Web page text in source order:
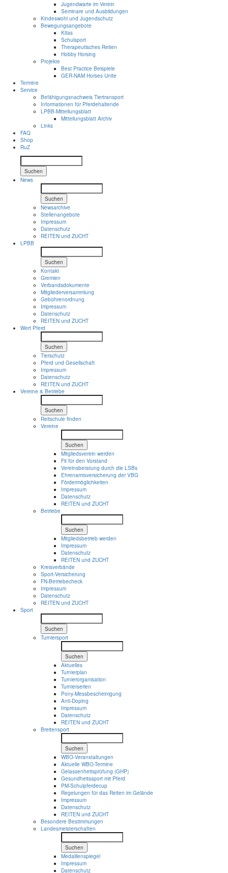
Jugendwarte im Verein
Seminare und Ausbildungen
Kindeswohl und Jugendschutz
Bewegungsangebote
Kitas
Schulsport
Therapeutisches Reiten
Hobby Horsing
Projekte
Best Practice Beispiele
GER-NAM Horses Unite
Termine
Service
Befähigungsnachweis Tiertransport
Informationen für Pferdehaltende
LPBB-Mitteilungsblatt
Mitteilungsblatt Archiv
Links
FAQ
Shop
RuZ
Suchen
News
Suchen
Newsarchive
Stellenangebote
Impressum
Datenschutz
REITEN und ZUCHT
LPBB
Suchen
Kontakt
Gremien
Verbandsdokumente
Mitgliederversammlung
Gebührenordnung
Impressum
Datenschutz
REITEN und ZUCHT
Wert Pferd
Suchen
Tierschutz
Pferd und Gesellschaft
Impressum
Datenschutz
REITEN und ZUCHT
Vereine & Betriebe
Suchen
Reitschule finden
Vereine
Suchen
Mitgliedsverein werden
Fit für den Vorstand
Vereinsberatung durch die LSBs
Ehrenamtsversicherung der VBG
Fördermöglichkeiten
Impressum
Datenschutz
REITEN und ZUCHT
Betriebe
Suchen
Mitgliedsbetrieb werden
Impressum
Datenschutz
REITEN und ZUCHT
Kreisverbände
Sport-Versicherung
FN-Betriebecheck
Impressum
Datenschutz
REITEN und ZUCHT
Sport
Suchen
Turniersport
Suchen
Aktuelles
Turnierplan
Turnierorganisation
Turnierserien
Pony-Messbescheinigung
Anti-Doping
Impressum
Datenschutz
REITEN und ZUCHT
Breitensport
Suchen
WBO-Veranstaltungen
Aktuelle WBO-Termine
Gelassenheitsprüfung (GHP)
Gesundheitssport mit Pferd
PM-Schulpferdecup
Regelungen für das Reiten im Gelände
Impressum
Datenschutz
REITEN und ZUCHT
Besondere Bestimmungen
Landesmeisterschaften
Suchen
Medaillenspiegel
Impressum
Datenschutz